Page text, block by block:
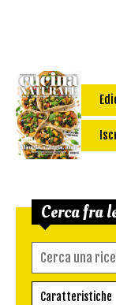
Cerca fra
Caratteristiche